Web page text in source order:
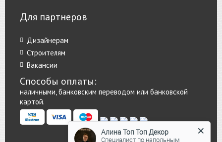
Для партнеров
Дизайнерам
Строителям
Вакансии
Способы оплаты:
наличными, банковским переводом или банковской
картой.
Алина Топ Топ Декор
Специалист по напольным